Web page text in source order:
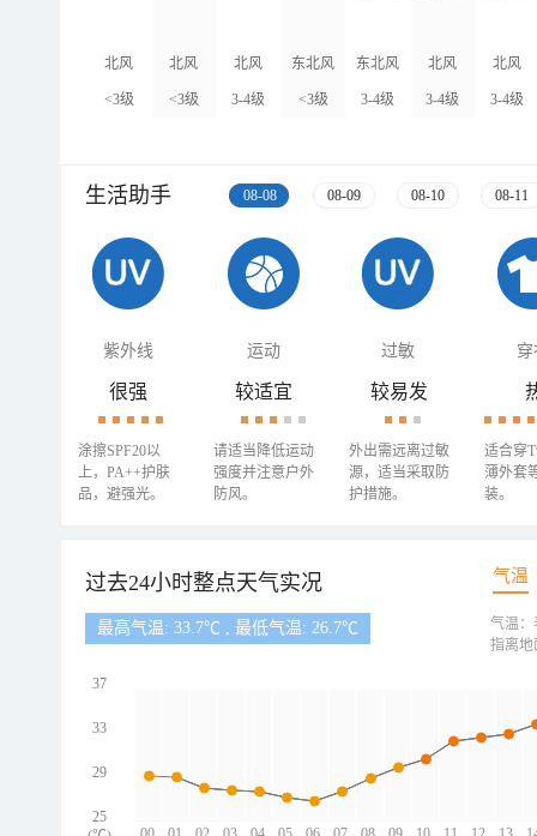
北风
<3级
北风
<3级
北风
3-4级
东北风
<3级
东北风
3-4级
北风
3-4级
北风
3-4级
生活助手 08-08 08-09 08-10 08-11
紫外线 运动 过敏 穿
很强
涂擦SPF20以
上，PA++护肤
品，避强光。
较适宜
请适当降低运动
强度并注意户外
防风。
较易发
外出需远离过敏
源，适当采取防
护措施。
适合穿
薄外套
装。
过去24小时整点天气实况 气温
最高气温: 33.7℃ , 最低气温: 26.7℃
37
33
29
25
气温：
指离地